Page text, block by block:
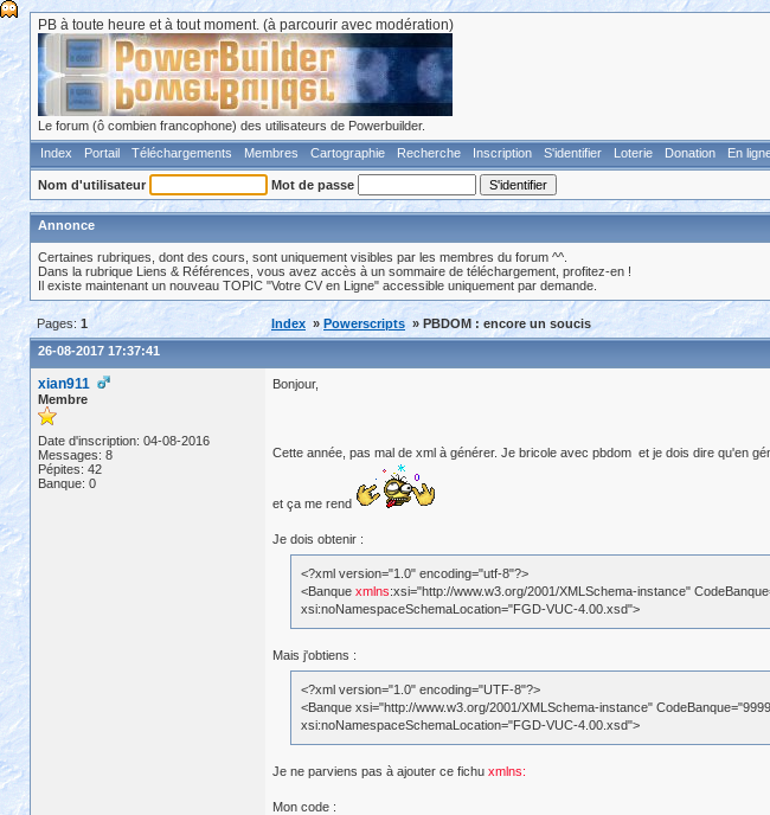
PB à toute heure et à tout moment. (à parcourir avec modération)
Le forum (ô combien francophone) des utilisateurs de Powerbuilder.
Index Portail Téléchargements Membres Cartographie Recherche Inscription S'identifier Loterie Donation En
Nom d'utilisateur Mot de passe
Annonce
Certaines rubriques, dont des cours, sont uniquement visibles par les membres du forum ^^.
Dans la rubrique Liens & Références, vous avez accès à un sommaire de téléchargement, profitez-en !
Il existe maintenant un nouveau TOPIC "Votre CV en Ligne" accessible uniquement par demande.
Pages: 1 Index » Powerscripts » PBDOM : encore un soucis
26-08-2017 17:37:41
xian911
Membre
Date d'inscription: 04-08-2016
Messages: 8
Pépites: 42
Banque: 0
Bonjour,
Cette année, pas mal de xml à générer. Je bricole avec pbdom et je dois dire qu'en
et ça me rend
Je dois obtenir :
<?xml version="1.0" encoding="utf-8"?>
<Banque xmlns:xsi="http://www.w3.org/2001/XMLSchema-instance"
xsi:noNamespaceSchemaLocation="FGD-VUC-4.00.xsd">
Mais j'obtiens :
<?xml version="1.0" encoding="UTF-8"?>
<Banque xsi="http://www.w3.org/2001/XMLSchema-instance"
xsi:noNamespaceSchemaLocation="FGD-VUC-4.00.xsd">
Je ne parviens pas à ajouter ce fichu xmlns:
Mon code :